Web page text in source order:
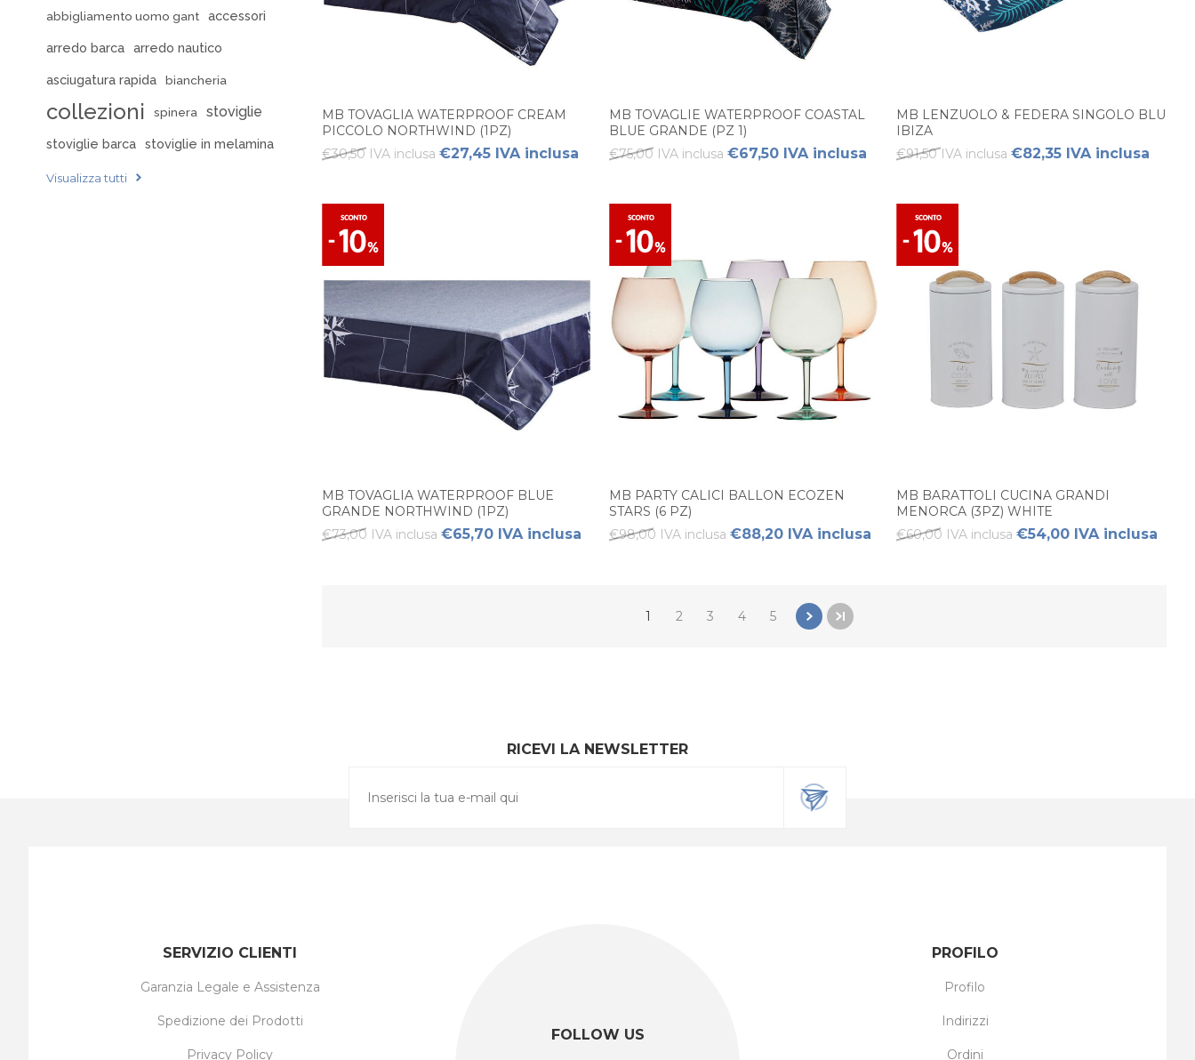
MB TOVAGLIA WATERPROOF CREAM
PICCOLO NORTHWIND (1PZ)
€30,50 IVA inclusa €27,45 IVA inclusa
MB TOVAGLIE WATERPROOF COASTAL
BLUE GRANDE (PZ 1)
€75,00 IVA inclusa €67,50 IVA inclusa
MB LENZUOLO & FEDERA SINGOLO BLU
IBIZA
€91,50 IVA inclusa €82,35 IVA inclusa
MB TOVAGLIA WATERPROOF BLUE
GRANDE NORTHWIND (1PZ)
€73,00 IVA inclusa €65,70 IVA inclusa
MB PARTY CALICI BALLON ECOZEN
STARS (6 PZ)
€98,00 IVA inclusa €88,20 IVA inclusa
MB BARATTOLI CUCINA GRANDI
MENORCA (3PZ) WHITE
€60,00 IVA inclusa €54,00 IVA inclusa
1 2 3 4 5
abbigliamento uomo gant accessori
arredo barca arredo nautico
asciugatura rapida biancheria
collezioni spinera stoviglie
stoviglie barca stoviglie in melamina
Visualizza tutti
RICEVI LA NEWSLETTER
FOLLOW US
SERVIZIO CLIENTI
Garanzia Legale e Assistenza
Spedizione dei Prodotti
Privacy Policy
PROFILO
Profilo
Indirizzi
Ordini